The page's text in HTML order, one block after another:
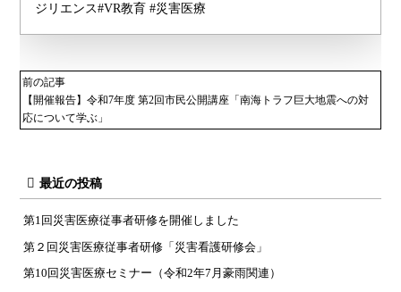
ジリエンス#VR教育 #災害医療
前の記事
【開催報告】令和7年度 第2回市民公開講座「南海トラフ巨大地震への対
応について学ぶ」
最近の投稿
第1回災害医療従事者研修を開催しました
第２回災害医療従事者研修「災害看護研修会」
第10回災害医療セミナー（令和2年7月豪雨関連）